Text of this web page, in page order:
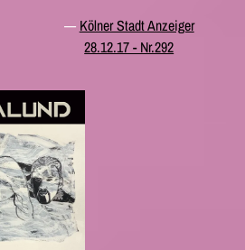
— Kölner Stadt Anzeiger
28.12.17 - Nr.292